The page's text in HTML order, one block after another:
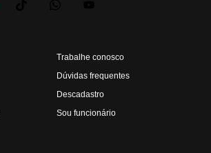
Trabalhe conosco
Dúvidas frequentes
Descadastro
Sou funcionário